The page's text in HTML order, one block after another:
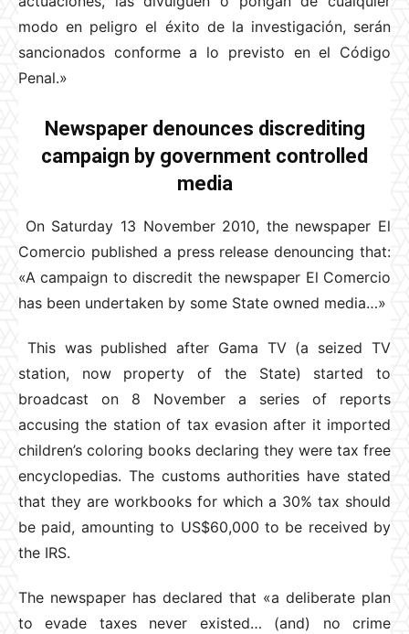
modo en peligro el éxito de la investigación, serán
sancionados conforme a lo previsto en el Código
Penal.»
Newspaper denounces discrediting
campaign by government controlled
media
On Saturday 13 November 2010, the newspaper El
Comercio published a press release denouncing that:
«A campaign to discredit the newspaper El Comercio
has been undertaken by some State owned media…»
This was published after Gama TV (a seized TV
station, now property of the State) started to
broadcast on 8 November a series of reports
accusing the station of tax evasion after it imported
children’s coloring books declaring they were tax free
encyclopedias. The customs authorities have stated
that they are workbooks for which a 30% tax should
be paid, amounting to US$60,000 to be received by
the IRS.
The newspaper has declared that «a deliberate plan
to evade taxes never existed… (and) no crime